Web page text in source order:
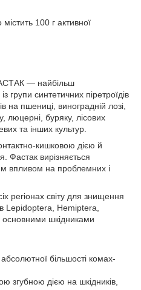
100 г активної
— найбільш
групи синтетичних піретроїдів
пшениці, виноградній лозі,
люцерні, буряку, лісових
та інших культур.
кишковою дією й
Фастак вирізняється
впливом на проблемних і
регіонах світу для знищення
Lepidoptera, Hemiptera,
основними шкідниками
більшості комах-
згубною дією на шкідників,